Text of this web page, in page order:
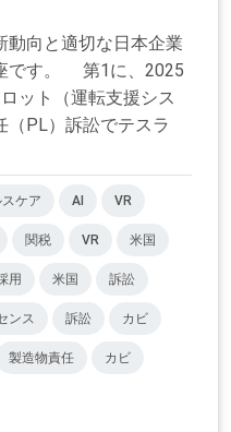
動向と適切な日本企業
です。 第1に、2025
ット（運転支援シス
（PL）訴訟でテスラ
ケア AI VR
関税 VR 米国
用 米国 訴訟
ンス 訴訟 カビ
製造物責任 カビ